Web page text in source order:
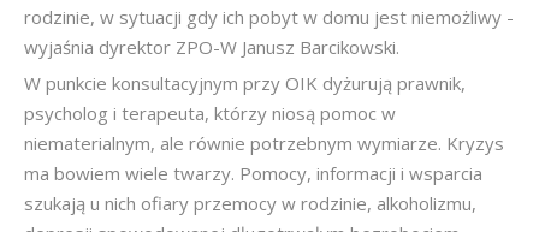
rodzinie, w sytuacji gdy ich pobyt w domu jest niemożliwy -
wyjaśnia dyrektor ZPO-W Janusz Barcikowski.
W punkcie konsultacyjnym przy OIK dyżurują prawnik,
psycholog i terapeuta, którzy niosą pomoc w
niematerialnym, ale równie potrzebnym wymiarze. Kryzys
ma bowiem wiele twarzy. Pomocy, informacji i wsparcia
szukają u nich ofiary przemocy w rodzinie, alkoholizmu,